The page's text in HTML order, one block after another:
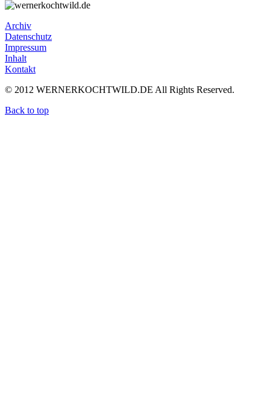
Archiv
Datenschutz
Impressum
Inhalt
Kontakt
© 2012 WERNERKOCHTWILD.DE All Rights Reserved.
Back to top